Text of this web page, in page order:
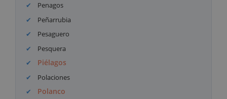
Penagos
Peñarrubia
Pesaguero
Pesquera
Piélagos
Polaciones
Polanco